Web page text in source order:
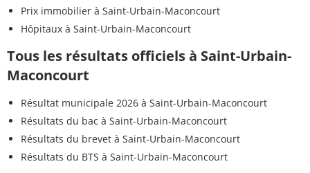
Prix immobilier à Saint-Urbain-Maconcourt
Hôpitaux à Saint-Urbain-Maconcourt
Tous les résultats officiels à Saint-Urbain-
Maconcourt
Résultat municipale 2026 à Saint-Urbain-Maconcourt
Résultats du bac à Saint-Urbain-Maconcourt
Résultats du brevet à Saint-Urbain-Maconcourt
Résultats du BTS à Saint-Urbain-Maconcourt